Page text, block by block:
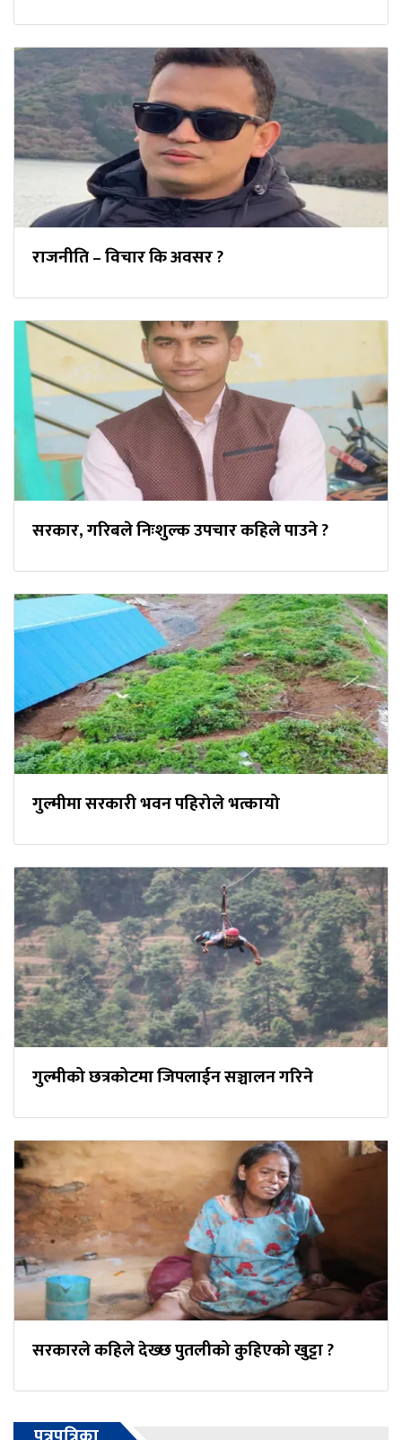
राजनीति – विचार कि अवसर ?
सरकार, गरिबले निःशुल्क उपचार कहिले पाउने ?
गुल्मीमा सरकारी भवन पहिरोले भत्कायो
गुल्मीको छत्रकोटमा जिपलाईन सञ्चालन गरिने
सरकारले कहिले देख्छ पुतलीको कुहिएको खुट्टा ?